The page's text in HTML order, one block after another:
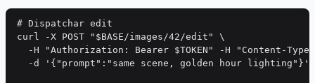
# Dispatchar edit
curl -X POST "$BASE/images/42/edit" \
-H "Authorization: Bearer $TOKEN" -H "Content-
  -d '{"prompt":"same scene, golden hour lighting"}'